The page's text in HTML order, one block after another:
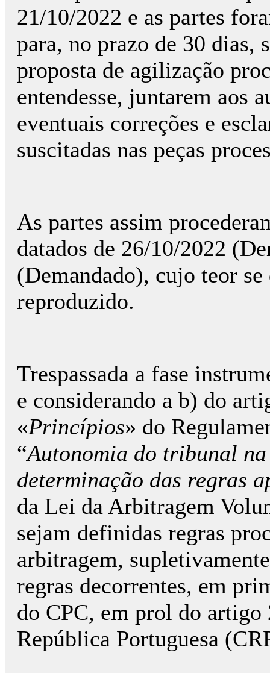
21/10/2022 e as partes
para, no prazo de 30 dias,
proposta de agilização
entendesse, juntarem aos
eventuais correções e
suscitadas nas peças
As partes assim
datados de 26/10/2022
(Demandado), cujo teor
reproduzido.
Trespassada a fase
e considerando a b) do
«Princípios» do
“Autonomia do tribunal
determinação das regras
da Lei da Arbitragem
sejam definidas regras
arbitragem,
regras decorrentes, em
do CPC, em prol do artigo
República Portuguesa